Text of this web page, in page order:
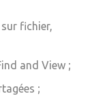
fichier,
and View ;
;